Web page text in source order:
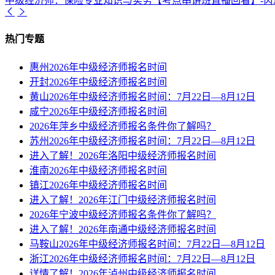
热门专题
惠州2026年中级经济师报名时间
开封2026年中级经济师报名时间
黄山2026年中级经济师报名时间：7月22日—8月12日
咸宁2026年中级经济师报名时间
2026年萍乡中级经济师报名条件你了解吗？
苏州2026年中级经济师报名时间：7月22日—8月12日
进入了解！2026年洛阳中级经济师报名时间
淮南2026年中级经济师报名时间
镇江2026年中级经济师报名时间
进入了解！2026年江门中级经济师报名时间
2026年宁波中级经济师报名条件你了解吗？
进入了解！2026年南通中级经济师报名时间
马鞍山2026年中级经济师报名时间：7月22日—8月12日
浙江2026年中级经济师报名时间：7月22日—8月12日